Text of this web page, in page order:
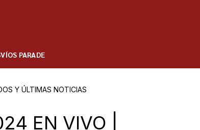
PARADE
Y ÚLTIMAS NOTICIAS
EN VIVO |